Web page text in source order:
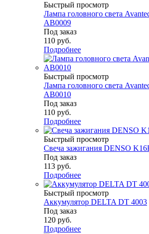
Быстрый просмотр
Лампа головного света
AB0009
Под заказ
110 руб.
Подробнее
Быстрый просмотр
Лампа головного света
AB0010
Под заказ
110 руб.
Подробнее
Быстрый просмотр
Свеча зажигания DENSO
Под заказ
113 руб.
Подробнее
Быстрый просмотр
Аккумулятор DELTA DT 4003
Под заказ
120 руб.
Подробнее